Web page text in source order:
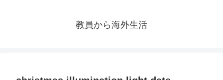
教員から海外生活